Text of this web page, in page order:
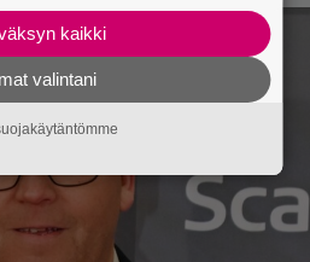
kaikki
valintani